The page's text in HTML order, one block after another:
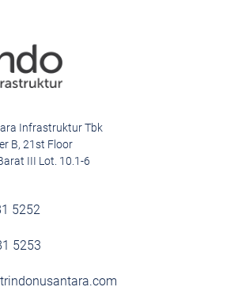
Infrastruktur Tbk
B, 21st Floor
III Lot. 10.1-6
5252
5253